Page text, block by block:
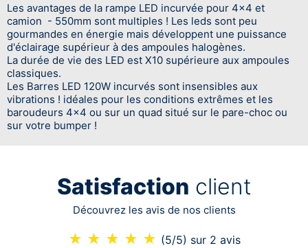
Les avantages de la rampe LED incurvée pour 4x4 et
camion - 550mm sont multiples ! Les leds sont peu
gourmandes en énergie mais développent une puissance
d'éclairage supérieur à des ampoules halogènes.
La durée de vie des LED est X10 supérieure aux ampoules
classiques.
Les Barres LED 120W incurvés sont insensibles aux
vibrations ! idéales pour les conditions extrêmes et les
baroudeurs 4x4 ou sur un quad situé sur le pare-choc ou
sur votre bumper !
Satisfaction client
Découvrez les avis de nos clients
★ ★ ★ ★ ★ (5/5) sur 2 avis